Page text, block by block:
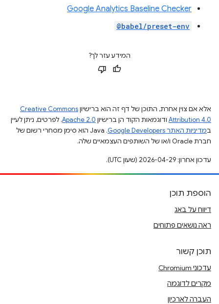
Google Analytics Baseline Checker
@babel/preset-env
המידע עזר לך?
אלא אם צוין אחרת, התוכן של דף זה הוא ברישיוןCreative Commons
Attribution 4.0 ודוגמאות הקוד הן ברישיון Apache 2.0. לפרטים, ניתן לעיין
במדיניות האתר Google Developers‏
.‏ Java הוא סימן מסחרי רשום של
חברת Oracle ו/או של השותפים העצמאיים שלה.
עדכון אחרון: 2026-04-29 (שעון UTC).
הוספת תוכן
דיווח על באג
ראה נושאים פתוחים
תוכן קשור
עדכוני Chromium
מקרים לדוגמה
העברה לארכיון